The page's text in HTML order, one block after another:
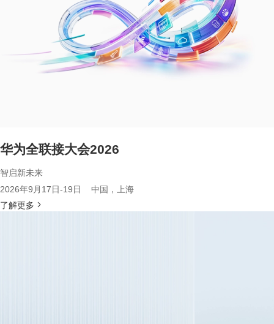
华为全联接大会2026
智启新未来
2026年9月17日-19日 中国，上海
了解更多